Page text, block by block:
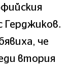
Герджиков.
че
втория